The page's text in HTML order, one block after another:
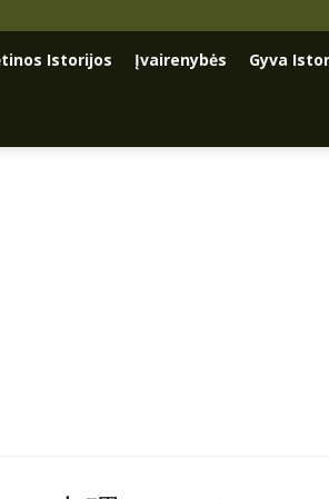
Istorijos Įvairenybės Gyva